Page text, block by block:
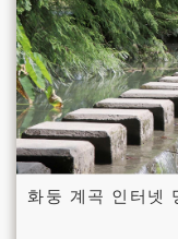
화둥 계곡 인터넷